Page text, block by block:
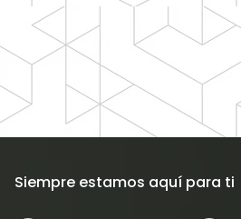
Siempre estamos aquí para ti